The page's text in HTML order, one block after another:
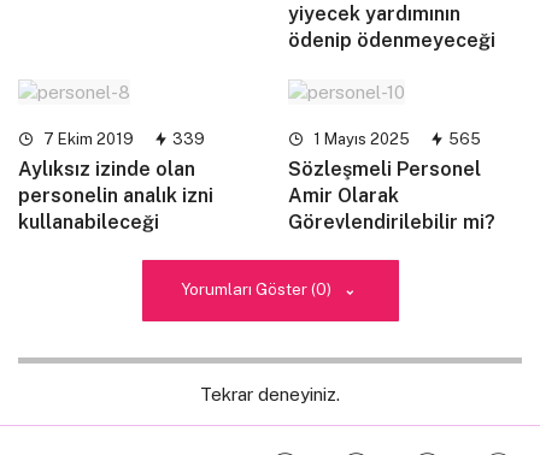
yiyecek yardımının
ödenip ödenmeyeceği
7 Ekim 2019 339
Aylıksız izinde olan
personelin analık izni
kullanabileceği
1 Mayıs 2025 565
Sözleşmeli Personel
Amir Olarak
Görevlendirilebilir mi?
Yorumları Göster (0)
Tekrar deneyiniz.